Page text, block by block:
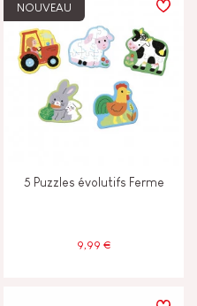
NOUVEAU
5 Puzzles évolutifs Ferme
9,99 €